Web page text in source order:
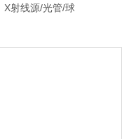
X射线源/光管/球